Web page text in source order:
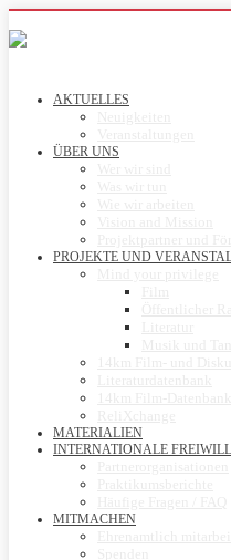
AKTUELLES
ÜBER UNS
PROJEKTE UND
MATERIALIEN
INTERNATIONALE
MITMACHEN